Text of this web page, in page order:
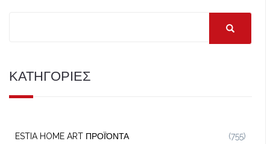
ΚΑΤΗΓΟΡΙΕΣ
ESTIA HOME ART ΠΡΟΪΌΝΤΑ (755)